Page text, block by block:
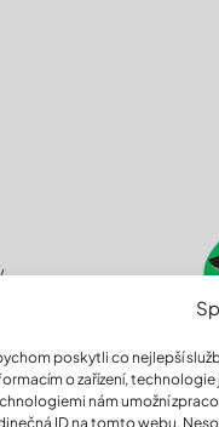
poskytli co nejlepší
o zařízení,
nám umožní
ID na tomto webu.
údajů